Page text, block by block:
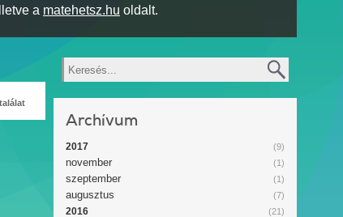
a matehetsz.hu oldalt.
Keresés
Archívum
(9)
2017
(1)
november
(1)
szeptember
(7)
augusztus
(21)
2016